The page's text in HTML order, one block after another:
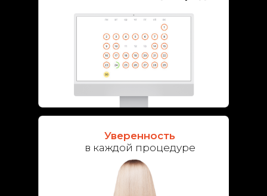
Уверенность
в каждой процедуре